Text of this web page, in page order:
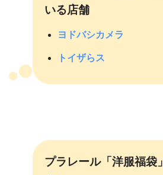
いる店舗
ヨドバシカメラ
トイザらス
プラレール「洋服福袋」